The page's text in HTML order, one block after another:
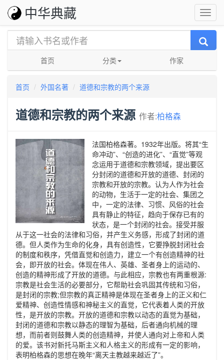
中华典藏
首页 分类 作家
首页 外国名著 道德和宗教的两个来源
道德和宗教的两个来源 作者:柏格森
法国柏格森著。1932年出版。将其“生
命冲动”、“创造的进化”、“直觉”等观
念运用于道德和宗教领域，提出要区
分封闭的道德和开放的道德、封闭的
宗教和开放的宗教。认为人作为社会
的动物，生活于一定的社会、集团之
中，一定的法律、习惯、风俗的社会
具有静止的特征，趋向于保存已有的
状态，是一个封闭的社会。接受并服
从于这一社会的法律和习俗，并产生义务感，形成了封闭的道
德。但人类作为生命的化身，具有创造性，它要挣脱封闭社会
的制度和秩序，凭借直觉和创造力，建立一个有创造精神的社
会，即开放的社会。体现在伟人、英雄、圣者身上的运动的、
创造的精神形成了开放的道德。与此相应，宗教也有两重根源:
宗教是社会生活的必要部分，它帮助社会巩固其传统和习俗，
是封闭的宗教;但宗教的真正精神是体现在圣者身上的正义和仁
爱精神、创造性情感和神秘主义的直觉，它代表着人类的开放
性，是开放的宗教。开放的道德和宗教以动态的直觉为基础，
封闭的道德和宗教以静态的理智为基础，后者通向机械的理
想，而前者则鼓舞人类的创造精神，并使人通向对上帝和人类
的爱。该书对新托马斯主义和人格主义的形成有一定的影响，
表明柏格森的思想在晚年“离天主教越来越近了”。